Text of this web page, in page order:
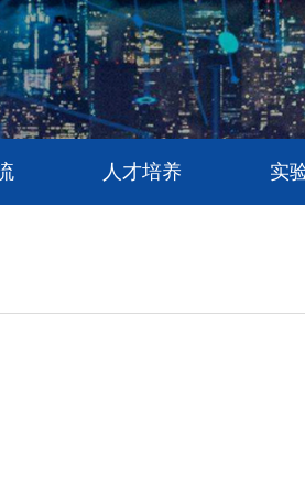
人才培养 实